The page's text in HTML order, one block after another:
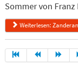
Sommer von
Weiterlesen: